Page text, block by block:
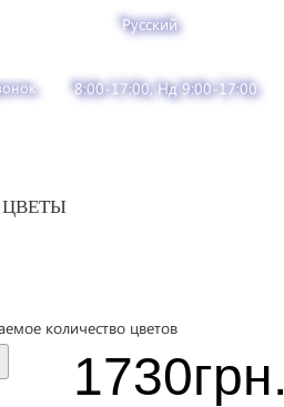
Русский
8:00-17:00, Нд 9:00-17:00
ЦВЕТЫ
количество цветов
1730грн.